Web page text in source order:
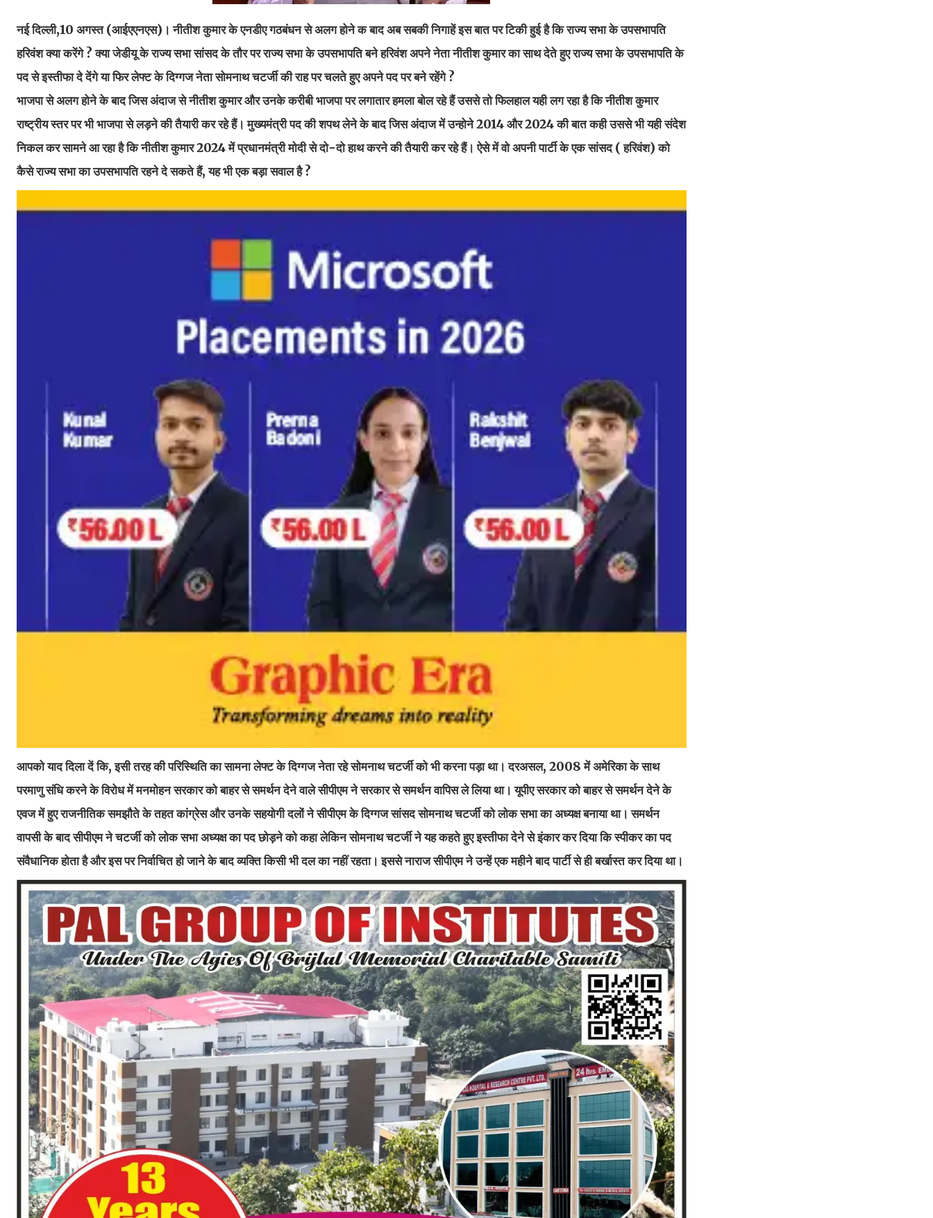
नई दिल्ली,10 अगस्त (आईएएनएस)। नीतीश कुमार के एनडीए गठबंधन से अलग होने क बाद अब सबकी निगाहें इस बात पर टिकी हुई है कि राज्य सभा के उपसभापति
हरिवंश क्या करेंगे ? क्या जेडीयू के राज्य सभा सांसद के तौर पर राज्य सभा के उपसभापति बने हरिवंश अपने नेता नीतीश कुमार का साथ देते हुए राज्य सभा के उपसभापति के
पद से इस्तीफा दे देंगे या फिर लेफ्ट के दिग्गज नेता सोमनाथ चटर्जी की राह पर चलते हुए अपने पद पर बने रहेंगे ?
भाजपा से अलग होने के बाद जिस अंदाज से नीतीश कुमार और उनके करीबी भाजपा पर लगातार हमला बोल रहे हैं उससे तो फिलहाल यही लग रहा है कि नीतीश कुमार
राष्ट्रीय स्तर पर भी भाजपा से लड़ने की तैयारी कर रहे हैं। मुख्यमंत्री पद की शपथ लेने के बाद जिस अंदाज में उन्होने 2014 और 2024 की बात कही उससे भी यही संदेश
निकल कर सामने आ रहा है कि नीतीश कुमार 2024 में प्रधानमंत्री मोदी से दो-दो हाथ करने की तैयारी कर रहे हैं। ऐसे में वो अपनी पार्टी के एक सांसद ( हरिवंश) को
कैसे राज्य सभा का उपसभापति रहने दे सकते हैं, यह भी एक बड़ा सवाल है ?
आपको याद दिला दें कि, इसी तरह की परिस्थिति का सामना लेफ्ट के दिग्गज नेता रहे सोमनाथ चटर्जी को भी करना पड़ा था। दरअसल, 2008 में अमेरिका के साथ
परमाणु संधि करने के विरोध में मनमोहन सरकार को बाहर से समर्थन देने वाले सीपीएम ने सरकार से समर्थन वापिस ले लिया था। यूपीए सरकार को बाहर से समर्थन देने के
एवज में हुए राजनीतिक समझौते के तहत कांग्रेस और उनके सहयोगी दलों ने सीपीएम के दिग्गज सांसद सोमनाथ चटर्जी को लोक सभा का अध्यक्ष बनाया था। समर्थन
वापसी के बाद सीपीएम ने चटर्जी को लोक सभा अध्यक्ष का पद छोड़ने को कहा लेकिन सोमनाथ चटर्जी ने यह कहते हुए इस्तीफा देने से इंकार कर दिया कि स्पीकर का पद
संवैधानिक होता है और इस पर निर्वाचित हो जाने के बाद व्यक्ति किसी भी दल का नहीं रहता। इससे नाराज सीपीएम ने उन्हें एक महीने बाद पार्टी से ही बर्खास्त कर दिया था।